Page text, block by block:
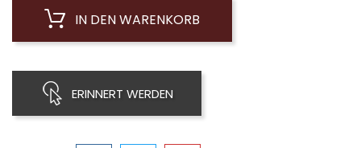
IN DEN WARENKORB
ERINNERT WERDEN